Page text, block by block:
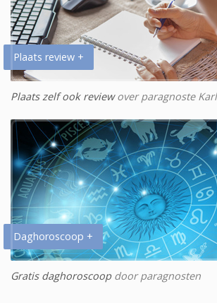
Plaats review +
Plaats zelf ook reviewover paragnoste
Daghoroscoop +
Gratis daghoroscoopdoor paragnosten